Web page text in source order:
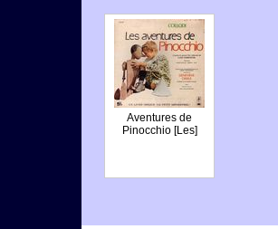
Aventures de
Pinocchio [Les]